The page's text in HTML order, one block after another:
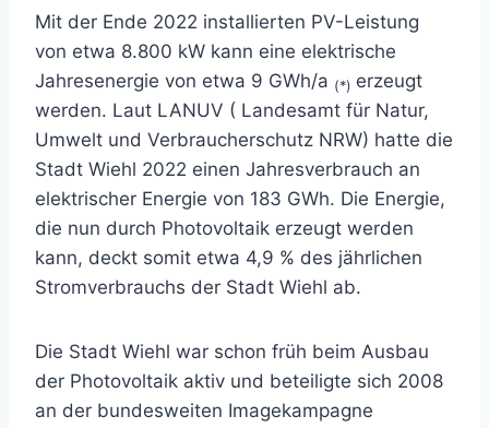
Mit der Ende 2022 installierten PV-Leistung
von etwa 8.800 kW kann eine elektrische
Jahresenergie von etwa 9 GWh/a (*) erzeugt
werden. Laut LANUV ( Landesamt für Natur,
Umwelt und Verbraucherschutz NRW) hatte die
Stadt Wiehl 2022 einen Jahresverbrauch an
elektrischer Energie von 183 GWh. Die Energie,
die nun durch Photovoltaik erzeugt werden
kann, deckt somit etwa 4,9 % des jährlichen
Stromverbrauchs der Stadt Wiehl ab.
Die Stadt Wiehl war schon früh beim Ausbau
der Photovoltaik aktiv und beteiligte sich 2008
an der bundesweiten Imagekampagne